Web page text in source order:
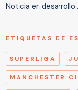
Noticia en
ETIQUETAS DE
SUPERLIGA
MANCHESTER